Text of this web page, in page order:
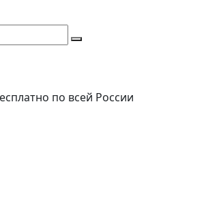
по всей России